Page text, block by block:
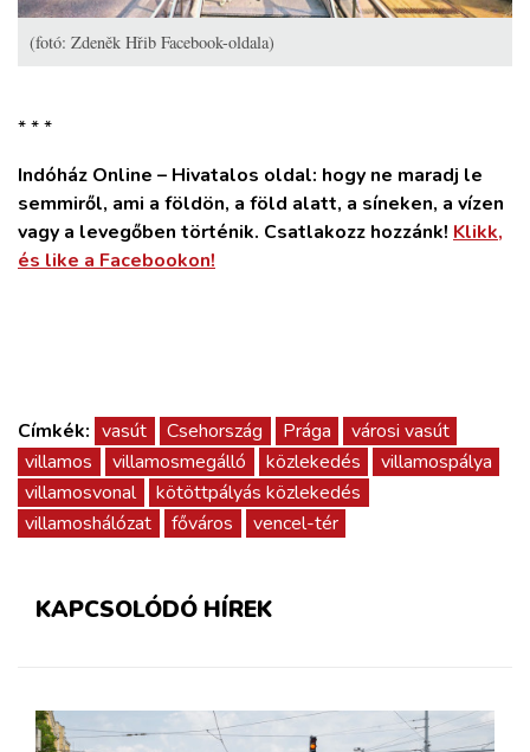
(fotó: Zdeněk Hřib Facebook-oldala)
* * *
Indóház Online – Hivatalos oldal: hogy ne maradj le
semmiről, ami a földön, a föld alatt, a síneken, a vízen
vagy a levegőben történik. Csatlakozz hozzánk! Klikk,
és like a Facebookon!
Címkék: vasút Csehország Prága
városi vasút
villamos
villamosmegálló közlekedés
villamospálya
villamosvonal
kötöttpályás közlekedés
villamoshálózat
főváros vencel-tér
KAPCSOLÓDÓ HÍREK